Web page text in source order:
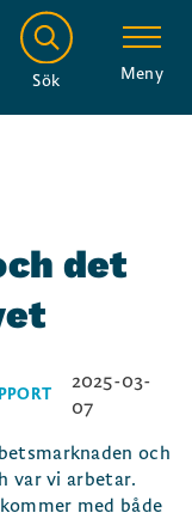
Sök Meny
det
2025-03-
07
och
var vi arbetar.
med både